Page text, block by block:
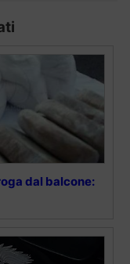
dal balcone: